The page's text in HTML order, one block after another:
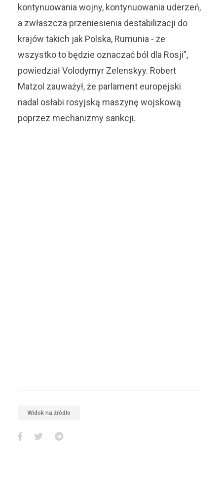
kontynuowania wojny, kontynuowania uderzeń,
a zwłaszcza przeniesienia destabilizacji do
krajów takich jak Polska, Rumunia - że
wszystko to będzie oznaczać ból dla Rosji”,
powiedział Volodymyr Zelenskyy. Robert
Matzol zauważył, że parlament europejski
nadal osłabi rosyjską maszynę wojskową
poprzez mechanizmy sankcji.
Widok na źródło